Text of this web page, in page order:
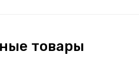
товары